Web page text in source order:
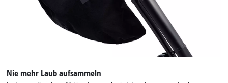
Wir benötigen deine Zustimmung, um
Google Maps laden zu können!
This content is not permitted to load due
visitor. The website owner needs to setup
Nie mehr Laub aufsammeln